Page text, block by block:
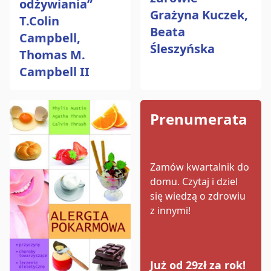
odżywiania”
T.Colin
Campbell,
Thomas M.
Campbell II
Grażyna Kuczek,
Beata
Śleszyńska
Prenumerata
Zamów kwartalnik do
domu. Czytaj i dziel
się wiedzą o zdrowiu
z innymi!
Już od 29zł za rok!